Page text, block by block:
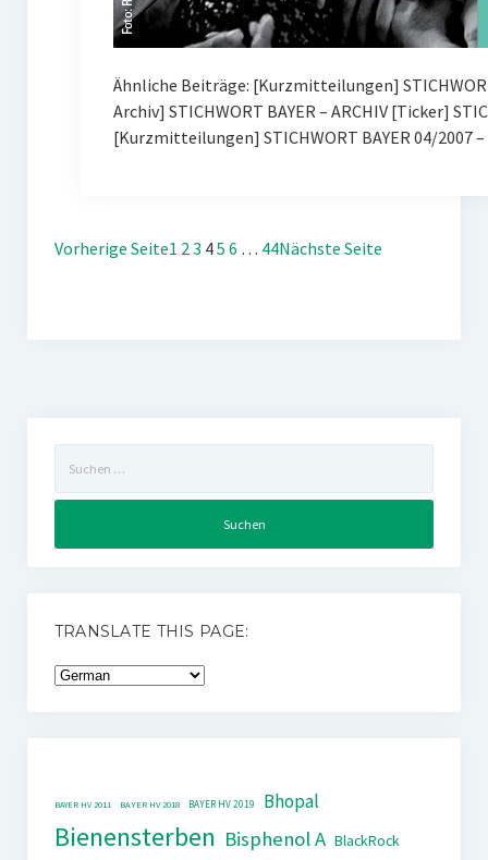
Ähnliche Beiträge: [Kurzmitteilungen]
Archiv] STICHWORT BAYER – ARCHIV [Ticker]
[Kurzmitteilungen] STICHWORT BAYER 04/2007
Vorherige Seite1 23 45 6 … 44Nächste Seite
nach:
TRANSLATE THIS PAGE:
BAYER HV 2011 BAYER HV 2018 BAYER HV 2019 Bhopal
Bienensterben Bisphenol A BlackRock